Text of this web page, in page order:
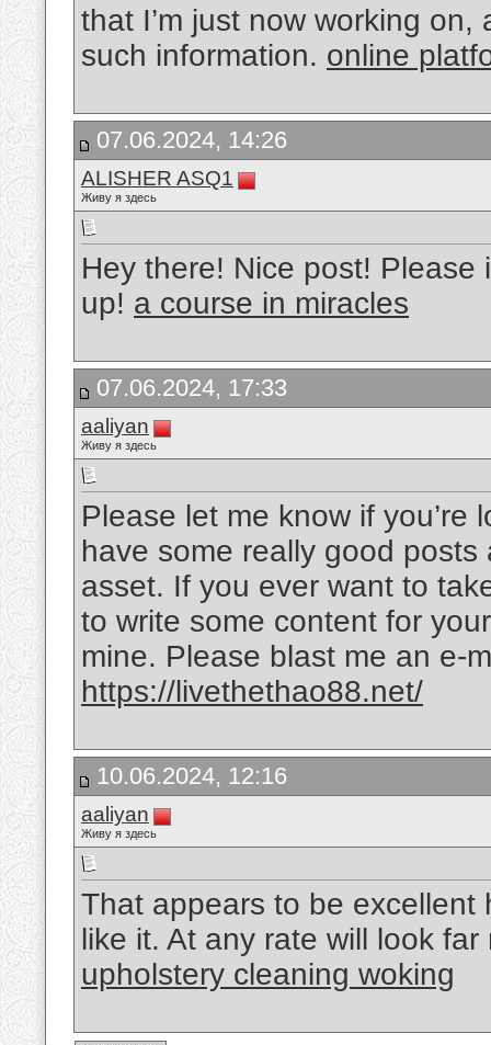
that I’m just now working
such information. online
07.06.2024, 14:26
ALISHER ASQ1
Живу я здесь
Hey there! Nice post!
up! a course in miracles
07.06.2024, 17:33
aaliyan
Живу я здесь
Please let me know if you’re
have some really good
asset. If you ever want to
to write some content for
mine. Please blast me an e-
https://livethethao88.net/
10.06.2024, 12:16
aaliyan
Живу я здесь
That appears to be excellent
like it. At any rate will look
upholstery cleaning woking